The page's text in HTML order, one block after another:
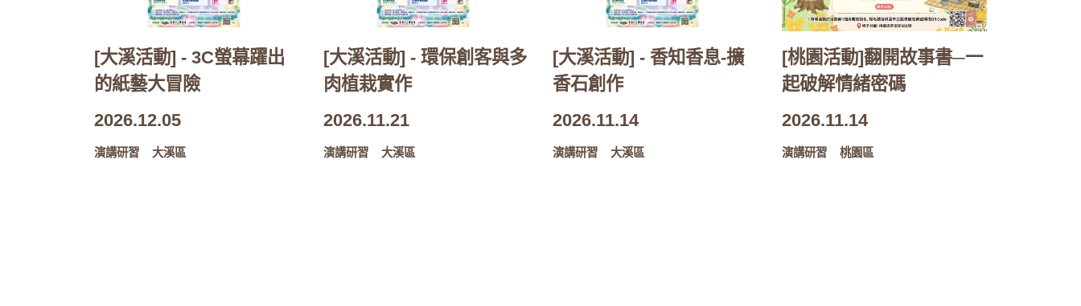
[大溪活動] - 3C螢幕躍出
的紙藝大冒險
2026.12.05
演講研習 大溪區
[大溪活動] - 環保創客與多
肉植栽實作
2026.11.21
演講研習 大溪區
[大溪活動] - 香知香息-擴
香石創作
2026.11.14
演講研習 大溪區
[桃園活動]翻開故事書─一
起破解情緒密碼
2026.11.14
演講研習 桃園區